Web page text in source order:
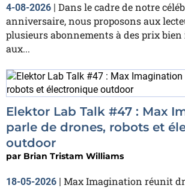
4-08-2026 | Dans le cadre de notre
anniversaire, nous proposons aux
plusieurs abonnements à des prix
aux...
Elektor Lab Talk #47 : Max
parle de drones, robots et
outdoor
par Brian Tristam Williams
18-05-2026 | Max Imagination réunit